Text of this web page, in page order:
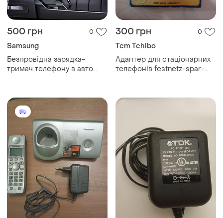
500 грн 0
Samsung
Безпровідна зарядка-
тримач телефону в авто
300 грн 0
Tcm Tchibo
Адаптер для стаціонарних
телефонів festnetz-spar-